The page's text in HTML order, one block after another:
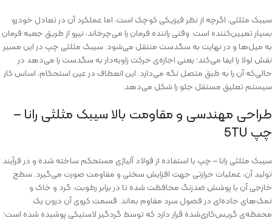
سیبک مثلثی، اگرچه از نظر فیزیکی کوچک است، اما عملکرد آن در تعادل خودرو
بسیار تعیین‌کننده است. وقتی راننده فرمان را می‌چرخاند، نیرو از طریق جعبه فرمان
به میل‌ها و در نهایت به سگدست منتقل می‌شود. سیبک مثلثی چپ در این مسیر
نقش لولا را ایفا می‌کند؛ یعنی اجازه‌ی حرکت زاویه‌دار به سگدست را می‌دهد در
حالی‌که آن را به طبق متصل نگه می‌دارد. این انعطاف در عین استحکام، اساس کار
سیستم تعلیق مستقل جلو را شکل می‌دهد.
طراحی مهندسی و مقاومت بالا سیبک مثلثی رانا –
چپ 5TU
سیبک مثلثی رانا – چپ با استفاده از فولاد آلیاژی مستحکم ساخته شده و در فرآیند
تولید آن، عملیات حرارتی جهت افزایش سختی و مقاومت صورت می‌گیرد. سطح
خارجی آن با پوشش ضدزنگ محافظت شده تا در برابر رطوبت، گرد و خاک و
نمک‌های جاده‌ای در فصول سرد مقاوم بماند. قسمت کروی آن درون یک
محفظه‌ی گریس‌کاری‌شده قرار دارد که توسط گردگیر لاستیکی پوشیده شده است؛